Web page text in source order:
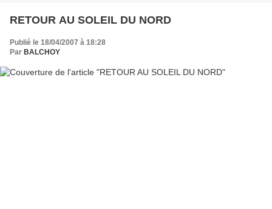
RETOUR AU SOLEIL DU NORD
Publié le 18/04/2007 à 18:28
Par BALCHOY